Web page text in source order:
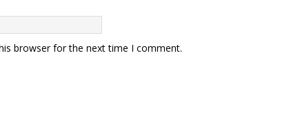
browser for the next time I comment.